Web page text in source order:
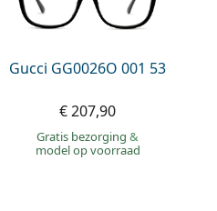
Gucci GG0026O 001 53
€ 207,90
Gratis bezorging&
model op voorraad